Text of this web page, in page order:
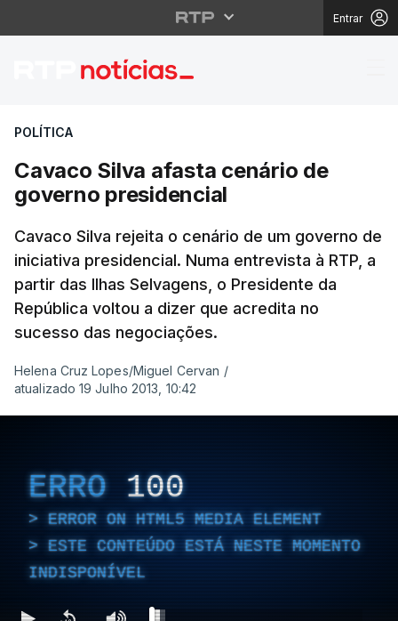
Entrar
Cavaco Silva afasta
POLÍTICA
Cavaco Silva afasta cenário de
governo presidencial
Cavaco Silva rejeita o cenário de um governo de
iniciativa presidencial. Numa entrevista à RTP, a
partir das Ilhas Selvagens, o Presidente da
República voltou a dizer que acredita no
sucesso das negociações.
Helena Cruz Lopes/Miguel Cervan /
atualizado 19 Julho 2013, 10:42
ERRO 100
ERROR ON HTML5 MEDIA ELEMENT
ESTE CONTEÚDO ESTÁ NESTE MOMENTO
INDISPONÍVEL